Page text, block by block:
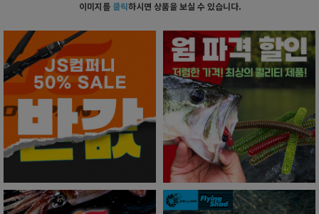
이미지를 클릭하시면 상품을 보실 수 있습니다.